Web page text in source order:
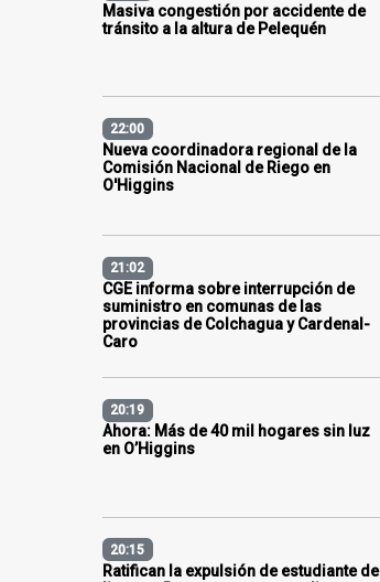
Masiva congestión por accidente de
tránsito a la altura de Pelequén
22:00
Nueva coordinadora regional de la
Comisión Nacional de Riego en
O'Higgins
21:02
CGE informa sobre interrupción de
suministro en comunas de las
provincias de Colchagua y Cardenal-
Caro
20:19
Ahora: Más de 40 mil hogares sin luz
en O’Higgins
20:15
Ratifican la expulsión de estudiante de